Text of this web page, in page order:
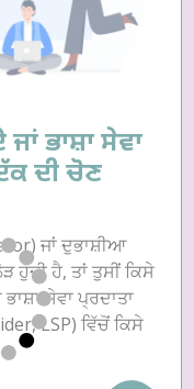
ਭਾਸ਼ਾ ਸੇਵਾ
ਦੀ ਚੋਣ
ਜਾਂ ਦੁਭਾਸ਼ੀਆ
ਹੁੰਦੀ ਹੈ, ਤਾਂ ਤੁਸੀਂ ਕਿਸੇ
ਸੇਵਾ ਪ੍ਰਦਾਤਾ
LSP) ਵਿੱਚੋਂ ਕਿਸੇ